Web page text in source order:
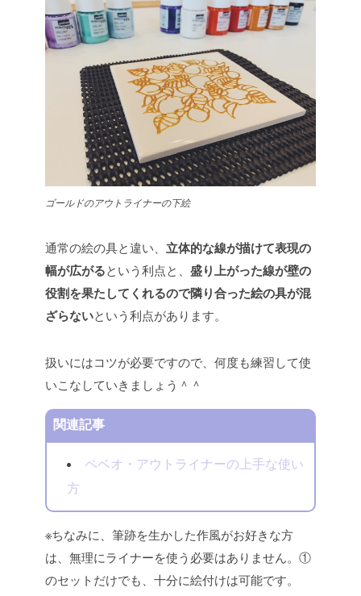
ゴールドのアウトライナーの下絵
通常の絵の具と違い、 立体的な線が描けて表現の
幅が広がるという利点と、 盛り上がった線が壁の
役割を果たしてくれるので隣り合った絵の具が混
ざらないという利点があります。
扱いにはコツが必要ですので、何度も練習して使
いこなしていきましょう＾＾
関連記事
ペベオ・アウトライナーの上手な使い
方
※ちなみに、筆跡を生かした作風がお好きな方
は、無理にライナーを使う必要はありません。①
のセットだけでも、十分に絵付けは可能です。